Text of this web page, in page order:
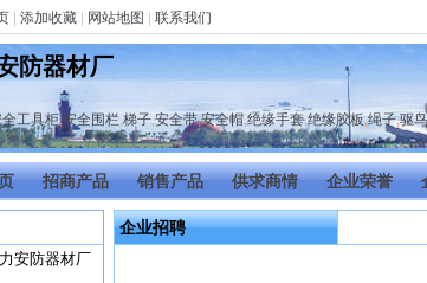
添加收藏 网站地图 联系我们
防器材厂
工具柜,安全围栏,梯子,安全带,安全帽,绝缘手套,绝缘胶板,绳子,驱
招商产品 销售产品 供求商情 企业荣誉
安防器材厂
企业招聘